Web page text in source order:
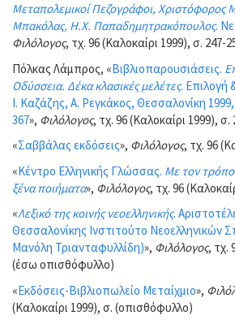
Μεταπολεμικοί Πεζογράφοι, Χριστόφορος
Μπακόλας, Η.Χ. Παπαδημητρακόπουλος.
Φιλόλογος, τχ. 96 (Καλοκαίρι 1999), σ. 247-
Πόλκας Λάμπρος, «Βιβλιοπαρουσιάσεις.
Οδύσσεια. Δέκα κλασικές μελέτες. Επιλογή
Ι. Καζάζης, Α. Ρεγκάκος, Θεσσαλονίκη
367», Φιλόλογος, τχ. 96 (Καλοκαίρι 1999), σ.
«Σαββάλας εκδόσεις», Φιλόλογος, τχ. 96
«Κέντρο Ελληνικής Γλώσσας. Με τον
ξένα ποιήματα», Φιλόλογος, τχ. 96
«Λεξικό της κοινής νεοελληνικής.
Θεσσαλονίκης Ινστιτούτο Νεοελληνικών
Μανόλη Τριανταφυλλίδη)», Φιλόλογος, τχ.
(έσω οπισθόφυλλο)
«Εκδόσεις-Βιβλιοπωλείο Μεταίχμιο»,
(Καλοκαίρι 1999), σ. (οπισθόφυλλο)